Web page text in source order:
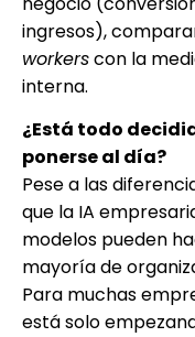
ingresos),
workerscon la
interna.
¿Está todo
ponerse al día?
Pese a las
que la IA
modelos pueden
mayoría de
Para muchas
está solo